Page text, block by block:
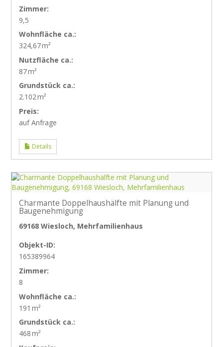
Zimmer:
9,5
Wohnfläche ca.:
324,67 m²
Nutzfläche ca.:
87 m²
Grund­stück ca.:
2.102 m²
Preis:
auf Anfrage
Details
Charmante Doppelhaushälfte mit Planung und
Baugenehmigung
69168 Wiesloch, Mehrfamilienhaus
Objekt-ID:
165389964
Zimmer:
8
Wohnfläche ca.:
191 m²
Grund­stück ca.:
468 m²